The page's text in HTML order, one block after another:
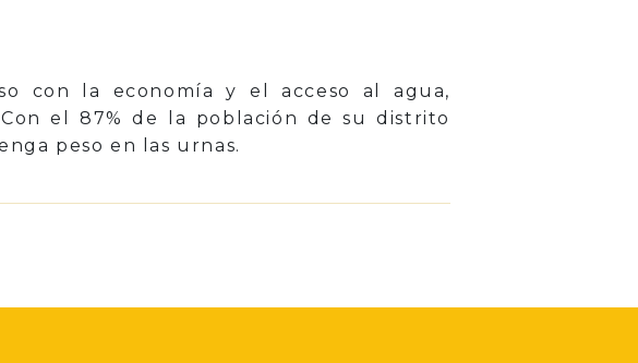
con la economía y el acceso al agua,
el 87% de la población de su distrito
peso en las urnas.